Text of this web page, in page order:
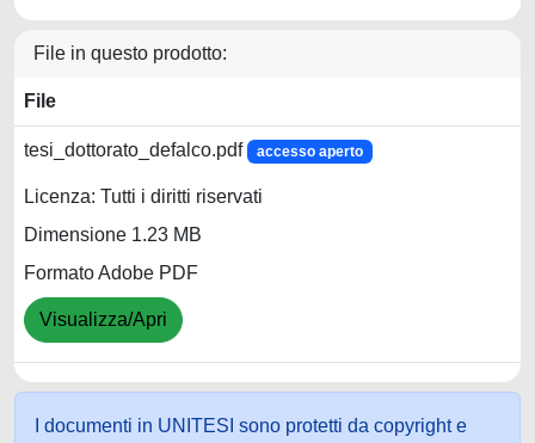
File in questo prodotto:
File
tesi_dottorato_defalco.pdf accesso aperto
Licenza: Tutti i diritti riservati
Dimensione 1.23 MB
Formato Adobe PDF
Visualizza/Apri
I documenti in UNITESI sono protetti da copyright e